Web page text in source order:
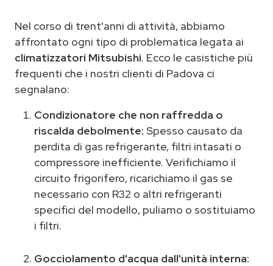
Nel corso di trent'anni di attività, abbiamo
affrontato ogni tipo di problematica legata ai
climatizzatori Mitsubishi. Ecco le casistiche più
frequenti che i nostri clienti di Padova ci
segnalano:
Condizionatore che non raffredda o
riscalda debolmente: Spesso causato da
perdita di gas refrigerante, filtri intasati o
compressore inefficiente. Verifichiamo il
circuito frigorifero, ricarichiamo il gas se
necessario con R32 o altri refrigeranti
specifici del modello, puliamo o sostituiamo
i filtri.
Gocciolamento d'acqua dall'unità interna: